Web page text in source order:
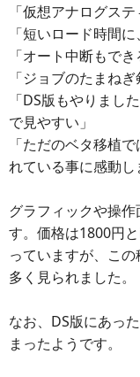
「仮想アナログス
「短いロード時間
「オート中断もで
「ジョブのたまね
「DS版もやりまし
で見やすい」
「ただのベタ移植
れている事に感動し
グラフィックや操
す。価格は1800円
っていますが、こ
多く見られました。
なお、DS版にあっ
まったようです。